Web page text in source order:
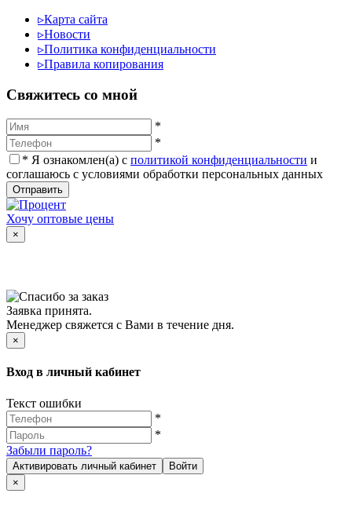
▹Карта сайта
▹Новости
▹Политика конфиденциальности
▹Правила копирования
Cвяжитесь со мной
*
*
* Я ознакомлен(а) с политикой конфиденциальности и
соглашаюсь с условиями обработки персональных данных
Отправить
Хочу оптовые цены
×
Заявка принята.
Менеджер свяжется с Вами в течение дня.
×
Вход в личный кабинет
Текст ошибки
*
*
Забыли пароль?
Активировать личный кабинет
Войти
×